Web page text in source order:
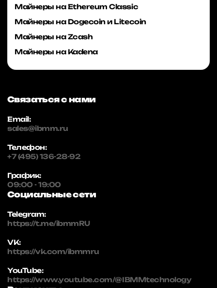
Майнеры на Ethereum Classic
Майнеры на Dogecoin и Litecoin
Майнеры на Zcash
Майнеры на Kadena
Связаться с нами
Email:
sales@ibmm.ru
Телефон:
+7 (495) 136-28-92
График:
09:00 - 19:00
Социальные сети
Telegram:
https://t.me/ibmmRU
VK:
https://vk.com/ibmmru
YouTube:
https://www.youtube.com/@IBMMtechnology